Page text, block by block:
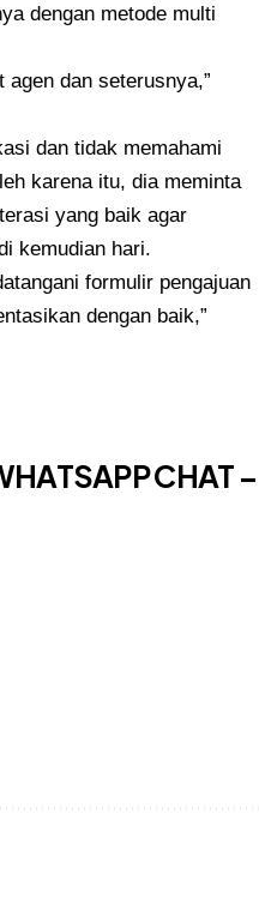
dengan metode multi
dan seterusnya,”
dan tidak memahami
karena itu, dia meminta
yang baik agar
kemudian hari.
formulir pengajuan
dengan baik,”
CHAT –